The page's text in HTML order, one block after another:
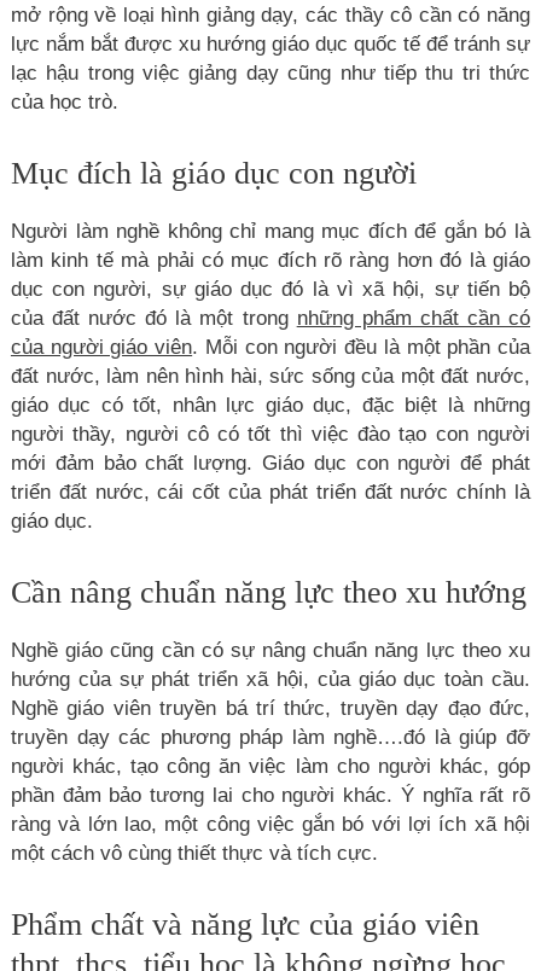
mở rộng về loại hình giảng dạy, các thầy cô cần có năng
lực nắm bắt được xu hướng giáo dục quốc tế để tránh sự
lạc hậu trong việc giảng dạy cũng như tiếp thu tri thức
của học trò.
Mục đích là giáo dục con người
Người làm nghề không chỉ mang mục đích để gắn bó là
làm kinh tế mà phải có mục đích rõ ràng hơn đó là giáo
dục con người, sự giáo dục đó là vì xã hội, sự tiến bộ
của đất nước đó là một trong những phẩm chất cần có
của người giáo viên. Mỗi con người đều là một phần của
đất nước, làm nên hình hài, sức sống của một đất nước,
giáo dục có tốt, nhân lực giáo dục, đặc biệt là những
người thầy, người cô có tốt thì việc đào tạo con người
mới đảm bảo chất lượng. Giáo dục con người để phát
triển đất nước, cái cốt của phát triển đất nước chính là
giáo dục.
Cần nâng chuẩn năng lực theo xu hướng
Nghề giáo cũng cần có sự nâng chuẩn năng lực theo xu
hướng của sự phát triển xã hội, của giáo dục toàn cầu.
Nghề giáo viên truyền bá trí thức, truyền dạy đạo đức,
truyền dạy các phương pháp làm nghề….đó là giúp đỡ
người khác, tạo công ăn việc làm cho người khác, góp
phần đảm bảo tương lai cho người khác. Ý nghĩa rất rõ
ràng và lớn lao, một công việc gắn bó với lợi ích xã hội
một cách vô cùng thiết thực và tích cực.
Phẩm chất và năng lực của giáo viên